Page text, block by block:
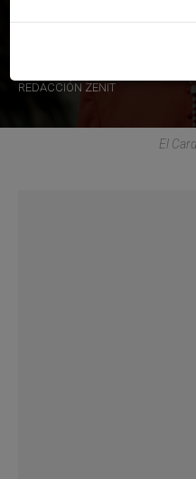
REDACCIÓN ZENIT
El